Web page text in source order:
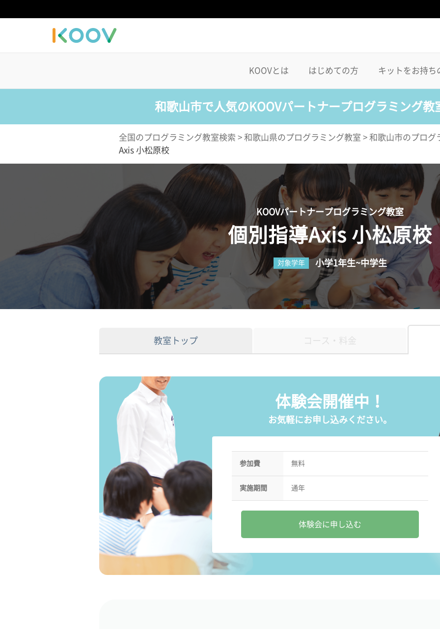
KOOVとは はじめての方 キットをお持ち
和歌山市で人気のKOOVパートナープログラミング教
全国のプログラミング教室検索 > 和歌山県のプログラミング教室 > 和歌山市のプログ
Axis 小松原校
KOOVパートナープログラミング教室
個別指導Axis 小松原校
対象学年 小学1年生~中学生
教室トップ コース・料金
体験会開催中！
お気軽にお申し込みください。
参加費 無料
実施期間 通年
体験会に申し込む